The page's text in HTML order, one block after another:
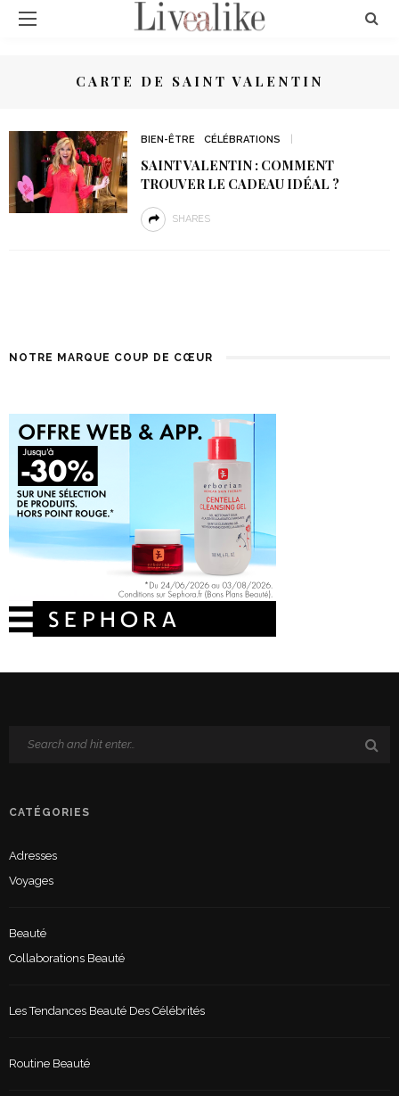
CARTE DE SAINT VALENTIN
BIEN-ÊTRE CÉLÉBRATIONS
SAINT VALENTIN : COMMENT
TROUVER LE CADEAU IDÉAL ?
SHARES
NOTRE MARQUE COUP DE CŒUR
CATÉGORIES
Adresses
Voyages
Beauté
Collaborations Beauté
Les Tendances Beauté Des Célébrités
Routine Beauté